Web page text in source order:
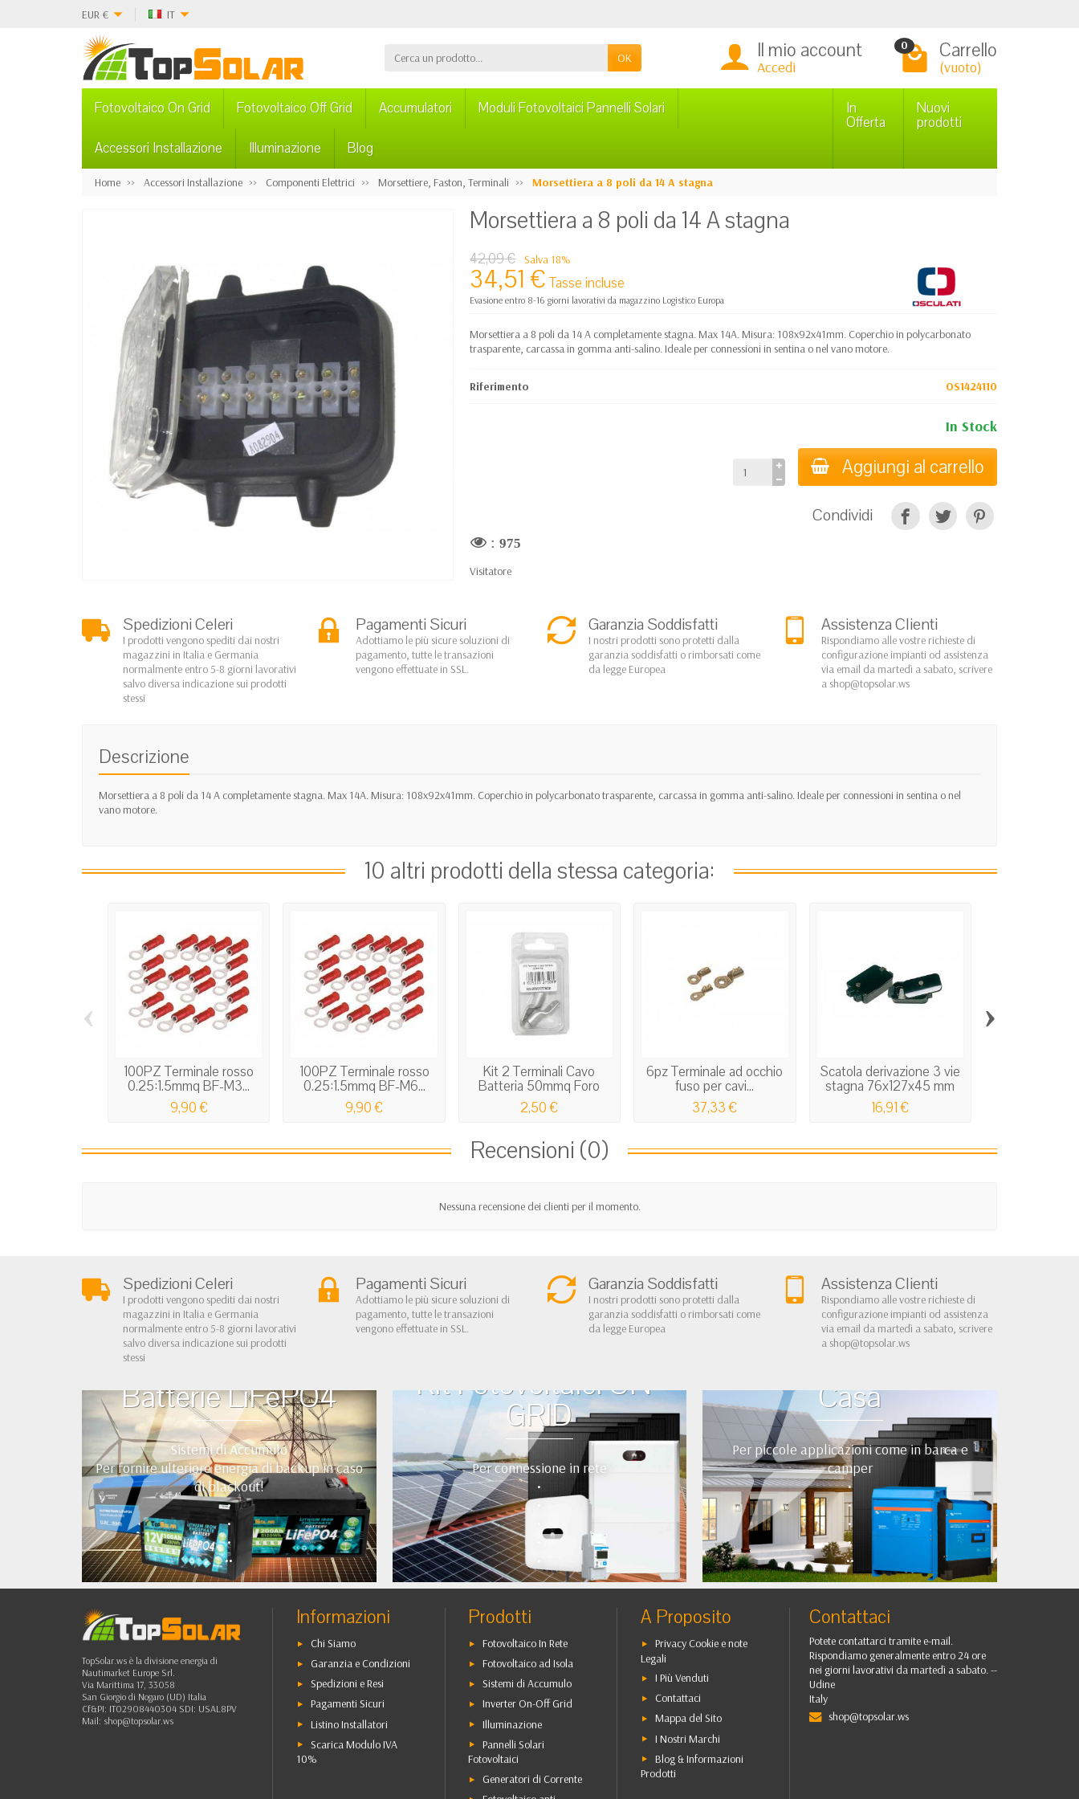
EUR € IT
OK Il mio account
Accedi
0 Carrello
(vuoto)
Fotovoltaico On Grid Fotovoltaico Off Grid Accumulatori Moduli Fotovoltaici Pannelli Solari
Accessori Installazione Illuminazione Blog
In
Offerta
Nuovi
prodotti
Home Accessori Installazione Componenti Elettrici Morsettiere, Faston, Terminali Morsettiera a 8 poli da 14 A stagna
Morsettiera a 8 poli da 14 A stagna
42,09 € Salva 18%
34,51 € Tasse incluse
Evasione entro 8-16 giorni lavorativi da magazzino Logistico Europa
Morsettiera a 8 poli da 14 A completamente stagna. Max 14A. Misura: 108x92x41mm. Coperchio in polycarbonato
trasparente, carcassa in gomma anti-salino. Ideale per connessioni in sentina o nel vano motore.
Riferimento OS1424110
In Stock
Aggiungi al carrello
Condividi
:975
Visitatore
Spedizioni Celeri
I prodotti vengono spediti dai nostri
magazzini in Italia e Germania
normalmente entro 5-8 giorni lavorativi
salvo diversa indicazione sui prodotti
stessi
Pagamenti Sicuri
Adottiamo le più sicure soluzioni di
pagamento, tutte le transazioni
vengono effettuate in SSL.
Garanzia Soddisfatti
I nostri prodotti sono protetti dalla
garanzia soddisfatti o rimborsati come
da legge Europea
Assistenza Clienti
Rispondiamo alle vostre richieste di
configurazione impianti od assistenza
via email da martedì a sabato, scrivere
a shop@topsolar.ws
Descrizione
Morsettiera a 8 poli da 14 A completamente stagna. Max 14A. Misura: 108x92x41mm. Coperchio in polycarbonato trasparente, carcassa in gomma anti-salino. Ideale per connessioni in sentina o nel
vano motore.
10 altri prodotti della stessa categoria:
100PZ Terminale rosso
0.25:1.5mmq BF-M3...
9,90 €
100PZ Terminale rosso
0.25:1.5mmq BF-M6...
9,90 €
Kit 2 Terminali Cavo
Batteria 50mmq Foro
8mm
2,50 €
6pz Terminale ad occhio
fuso per cavi...
37,33 €
Scatola derivazione 3 vie
stagna 76x127x45 mm
16,91 €
‹ ›
Recensioni (0)
Nessuna recensione dei clienti per il momento.
Spedizioni Celeri
I prodotti vengono spediti dai nostri
magazzini in Italia e Germania
normalmente entro 5-8 giorni lavorativi
salvo diversa indicazione sui prodotti
stessi
Pagamenti Sicuri
Adottiamo le più sicure soluzioni di
pagamento, tutte le transazioni
vengono effettuate in SSL.
Garanzia Soddisfatti
I nostri prodotti sono protetti dalla
garanzia soddisfatti o rimborsati come
da legge Europea
Assistenza Clienti
Rispondiamo alle vostre richieste di
configurazione impianti od assistenza
via email da martedì a sabato, scrivere
a shop@topsolar.ws
Batterie LiFePO4
Sistemi di Accumulo
Per fornire ulteriore energia di backup in caso
di blackout!
•
•
•
••
Kit Fotovoltaici ON-
GRID
Per connessione in rete
•
•
•
Casa
Per piccole applicazioni come in barca e
camper
•
•
•
•
••
TopSolar.ws è la divisione energia di
Nautimarket Europe Srl.
Via Marittima 17, 33058
San Giorgio di Nogaro (UD) Italia
Cf&PI: IT02908440304 SDI: USAL8PV
Mail: shop@topsolar.ws
Informazioni
Chi Siamo
Garanzia e Condizioni
Spedizioni e Resi
Pagamenti Sicuri
Listino Installatori
Scarica Modulo IVA
10%
Prodotti
Fotovoltaico In Rete
Fotovoltaico ad Isola
Sistemi di Accumulo
Inverter On-Off Grid
Illuminazione
Pannelli Solari
Fotovoltaici
Generatori di Corrente
A Proposito
Privacy Cookie e note
Legali
I Più Venduti
Contattaci
Mappa del Sito
I Nostri Marchi
Blog & Informazioni
Prodotti
Contattaci
Potete contattarci tramite e-mail.
Rispondiamo generalmente entro 24 ore
nei giorni lavorativi da martedì a sabato. --
Udine
Italy
shop@topsolar.ws